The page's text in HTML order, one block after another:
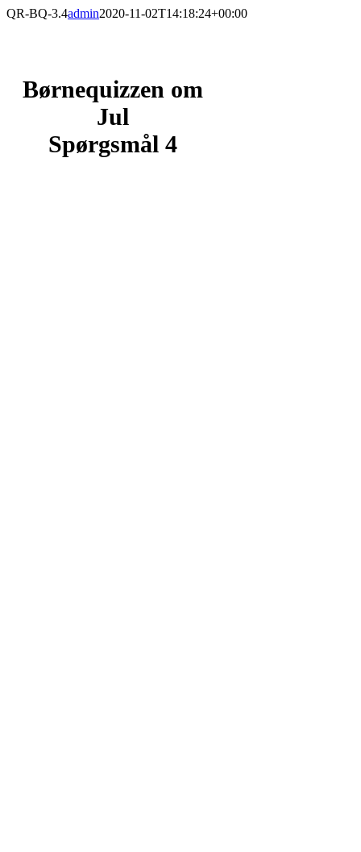
Skip
QR-BQ-3.4admin2020-11-02T14:18:24+00:00
Børnequizzen om
Jul
Spørgsmål 4